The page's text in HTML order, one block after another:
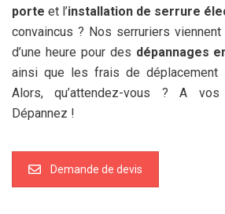
porte et l’installation de serrure
convaincus ? Nos serruriers
d’une heure pour des dépannages
ainsi que les frais de
Alors, qu’attendez-vous ? A
Dépannez !
Demande de devis